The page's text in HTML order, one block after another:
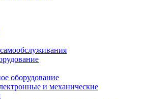
оборудование
и механические